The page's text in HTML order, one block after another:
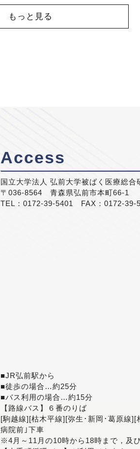
もっと見る
Access
国立大学法人 弘前大学被ばく医療総合
〒036-8564 青森県弘前市本町66-1
TEL：0172-39-5401 FAX：0172-39-
■JR弘前駅から
■徒歩の場合…約25分
■バス利用の場合…約15分
【路線バス】６番のりば
[駒越線][枯木平線][弥生･新岡･葛原線
病院前｣下車
※4月～11月の10時から18時まで，及